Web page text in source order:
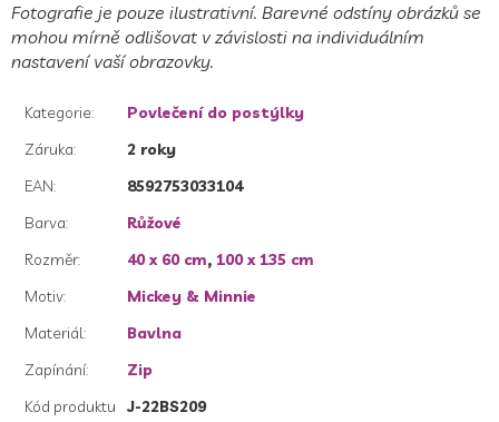
Fotografie je pouze ilustrativní. Barevné odstíny obrázků se
mohou mírně odlišovat v závislosti na individuálním
nastavení vaší obrazovky.
Kategorie:
Povlečení do postýlky
Záruka:
2 roky
EAN:
8592753033104
Barva:
Růžové
Rozměr: 40 x 60 cm, 100 x 135 cm
Motiv:
Mickey & Minnie
Materiál:
Bavlna
Zapínání:
Zip
Kód produktu
J-22BS209